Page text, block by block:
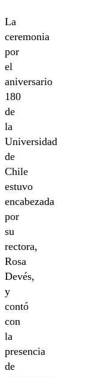
La
ceremonia
por
el
aniversario
180
de
la
Universidad
de
Chile
estuvo
encabezada
por
su
rectora,
Rosa
Devés,
y
contó
con
la
presencia
de